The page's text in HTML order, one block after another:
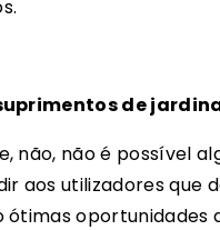
de
não, não é possível
aos utilizadores que
ótimas